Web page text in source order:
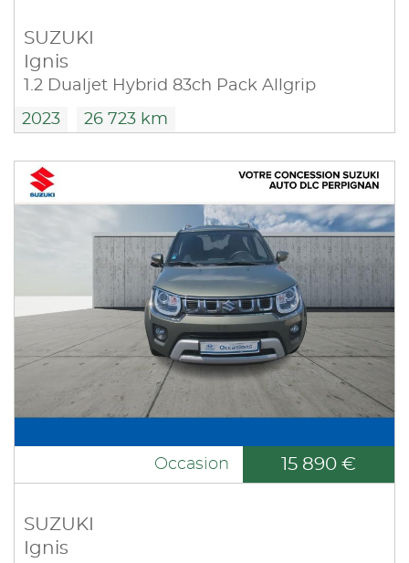
SUZUKI
Ignis
1.2 Dualjet Hybrid 83ch Pack Allgrip
2023 26 723 km
Occasion 15 890 €
SUZUKI
Ignis